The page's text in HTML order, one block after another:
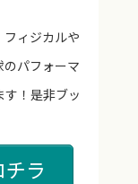
ィジカルや
パフォーマ
！是非ブッ
ラ